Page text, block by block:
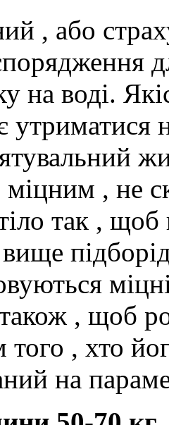
, або
на воді.
утриматися
міцним , не
так , щоб
, щоб
того , хто
на